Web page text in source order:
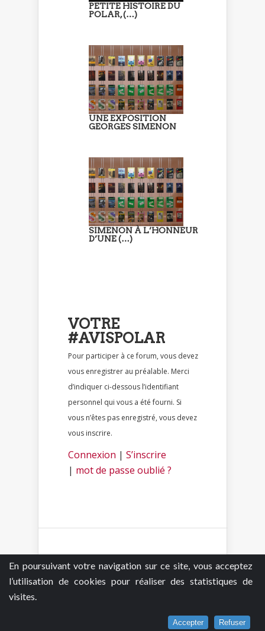
En poursuivant votre navigation sur ce site, vous acceptez
l’utilisation de cookies pour réaliser des statistiques de
visites.
Accepter Refuser
PETITE HISTOIRE DU
POLAR, (…)
UNE EXPOSITION
GEORGES SIMENON
SIMENON À L’HONNEUR
D’UNE (…)
VOTRE
#AVISPOLAR
Pour participer à ce forum, vous devez
vous enregistrer au préalable. Merci
d’indiquer ci-dessous l’identifiant
personnel qui vous a été fourni. Si
vous n’êtes pas enregistré, vous devez
vous inscrire.
Connexion | S’inscrire
| mot de passe oublié ?
Bepolar.fr respecte les droits d’auteur et s’est toujours
engagé à être rigoureux sur ce point, dans le respect
du travail des artistes que nous cherchons à valoriser.
Les photos sont utilisées à des fins illustratives et non
fournis dans les dossiers de presse prévues pour cette
utilisation. Cependant, si vous, lecteur - anonyme,